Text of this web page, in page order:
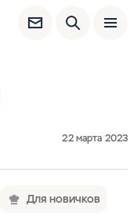
22 марта 2023
Для новичков